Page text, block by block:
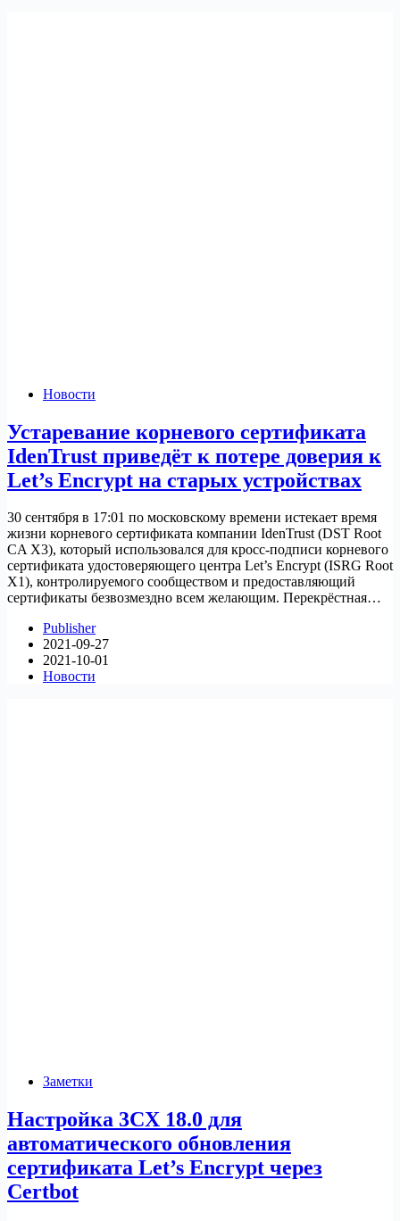
Новости
Устаревание корневого сертификата
IdenTrust приведёт к потере доверия к
Let’s Encrypt на старых устройствах
30 сентября в 17:01 по московскому времени истекает время
жизни корневого сертификата компании IdenTrust (DST Root
CA X3), который использовался для кросс-подписи корневого
сертификата удостоверяющего центра Let’s Encrypt (ISRG Root
X1), контролируемого сообществом и предоставляющий
сертификаты безвозмездно всем желающим. Перекрёстная…
Publisher
2021-09-27
2021-10-01
Новости
Заметки
Настройка 3CX 18.0 для
автоматического обновления
сертификата Let’s Encrypt через
Certbot